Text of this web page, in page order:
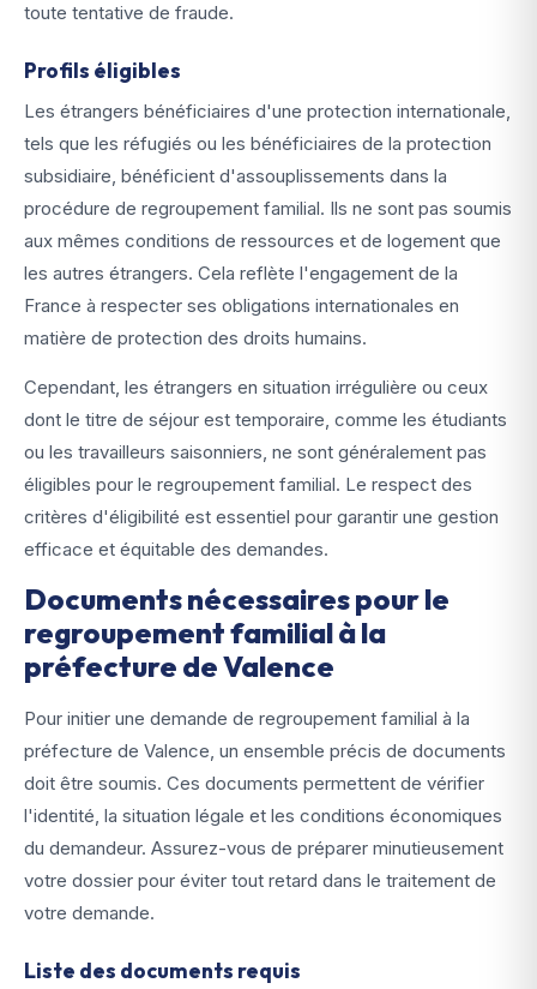
toute tentative de fraude.
Profils éligibles
Les étrangers bénéficiaires d'une protection internationale,
tels que les réfugiés ou les bénéficiaires de la protection
subsidiaire, bénéficient d'assouplissements dans la
procédure de regroupement familial. Ils ne sont pas soumis
aux mêmes conditions de ressources et de logement que
les autres étrangers. Cela reflète l'engagement de la
France à respecter ses obligations internationales en
matière de protection des droits humains.
Cependant, les étrangers en situation irrégulière ou ceux
dont le titre de séjour est temporaire, comme les étudiants
ou les travailleurs saisonniers, ne sont généralement pas
éligibles pour le regroupement familial. Le respect des
critères d'éligibilité est essentiel pour garantir une gestion
efficace et équitable des demandes.
Documents nécessaires pour le
regroupement familial à la
préfecture de Valence
Pour initier une demande de regroupement familial à la
préfecture de Valence, un ensemble précis de documents
doit être soumis. Ces documents permettent de vérifier
l'identité, la situation légale et les conditions économiques
du demandeur. Assurez-vous de préparer minutieusement
votre dossier pour éviter tout retard dans le traitement de
votre demande.
Liste des documents requis